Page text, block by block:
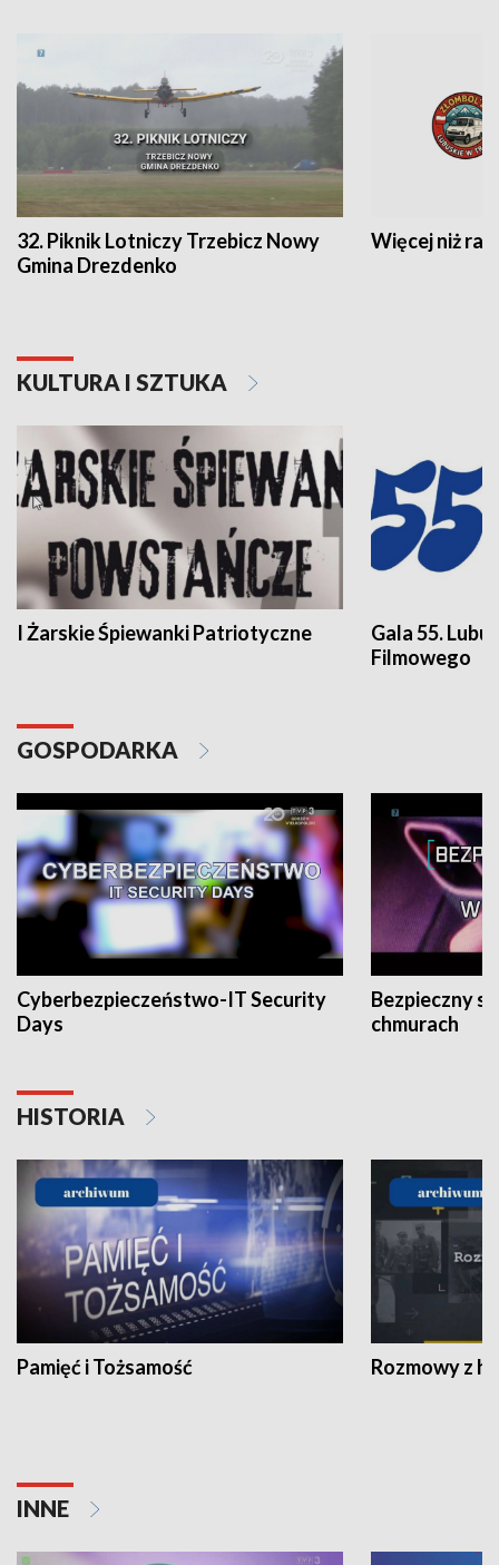
32. Piknik Lotniczy Trzebicz Nowy
Gmina Drezdenko
Więcej niż rajd
KULTURA I SZTUKA
I Żarskie Śpiewanki Patriotyczne
Gala 55.
Filmowego
GOSPODARKA
Cyberbezpieczeństwo-IT Security
Days
Bezpieczny
chmurach
HISTORIA
Pamięć i Tożsamość Rozmowy z
INNE